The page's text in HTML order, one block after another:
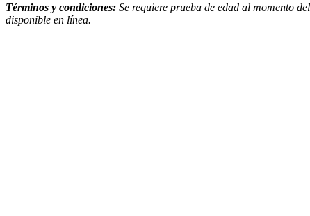
Términos y condiciones: Se requiere prueba de edad al momento
disponible en línea.